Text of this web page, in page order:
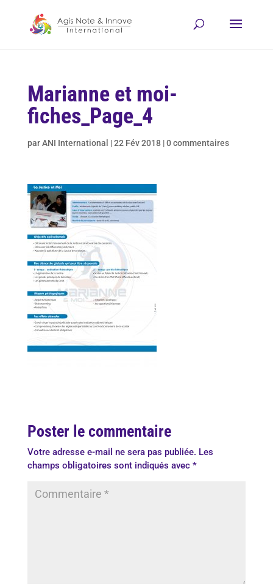
Marianne et moi-
fiches_Page_4
parANI International |22 Fév 2018|0 commentaires
Poster le commentaire
Votre adresse e-mail ne sera pas publiée. Les
champs obligatoires sont indiqués avec *